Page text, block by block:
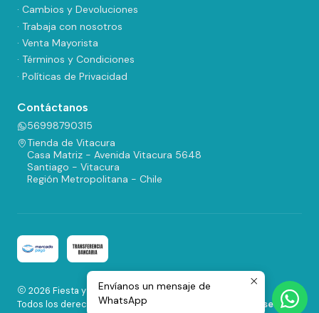
· Cambios y Devoluciones
· Trabaja con nosotros
· Venta Mayorista
· Términos y Condiciones
· Políticas de Privacidad
Contáctanos
56998790315
Tienda de Vitacura
Casa Matriz - Avenida Vitacura 5648
Santiago - Vitacura
Región Metropolitana - Chile
2026 Fiesta y Regalos.
Todos los derechos reservados.
Desarrollado por Jumpseller.
Envíanos un mensaje de
WhatsApp